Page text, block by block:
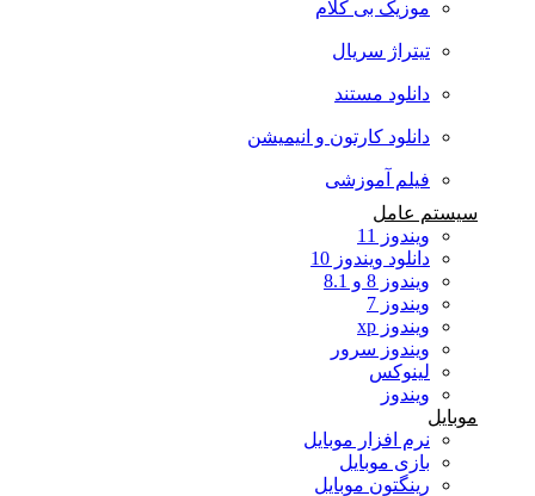
موزیک بی کلام
تیتراژ سریال
دانلود مستند
دانلود کارتون و انیمیشن
فیلم آموزشی
سیستم عامل
ویندوز 11
دانلود ویندوز 10
ویندوز 8 و 8.1
ویندوز 7
ویندوز xp
ویندوز سرور
لینوکس
ویندوز
موبایل
نرم افزار موبایل
بازی موبایل
رینگتون موبایل